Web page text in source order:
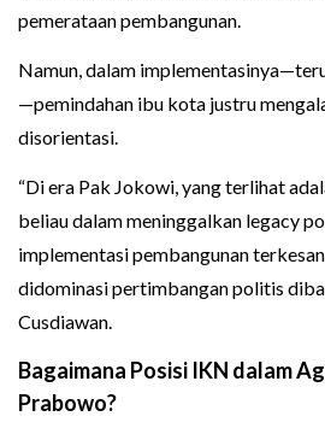
pemerataan pembangunan.
Namun, dalam
—pemindahan ibu kota justru
disorientasi.
“Di era Pak Jokowi, yang terlihat
beliau dalam meninggalkan legacy
implementasi pembangunan
didominasi pertimbangan politis
Cusdiawan.
Bagaimana Posisi IKN dalam
Prabowo?